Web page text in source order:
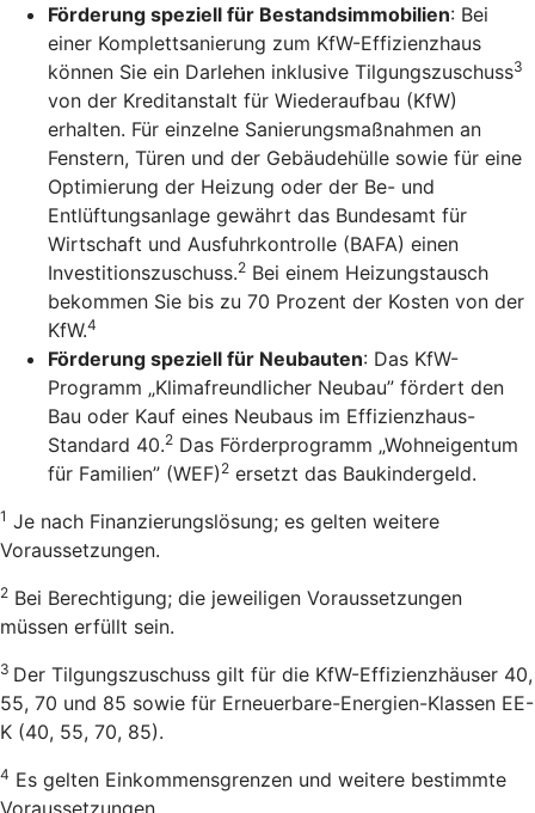
Förderung speziell für Bestandsimmobilien: Bei
einer Komplettsanierung zum KfW-Effizienzhaus
können Sie ein Darlehen inklusive Tilgungszuschuss3
von der Kreditanstalt für Wiederaufbau (KfW)
erhalten. Für einzelne Sanierungsmaßnahmen an
Fenstern, Türen und der Gebäudehülle sowie für eine
Optimierung der Heizung oder der Be- und
Entlüftungsanlage gewährt das Bundesamt für
Wirtschaft und Ausfuhrkontrolle (BAFA) einen
Investitionszuschuss.2 Bei einem Heizungstausch
bekommen Sie bis zu 70 Prozent der Kosten von der
KfW.4
Förderung speziell für Neubauten: Das KfW-
Programm „Klimafreundlicher Neubau” fördert den
Bau oder Kauf eines Neubaus im Effizienzhaus-
Standard 40.2 Das Förderprogramm „Wohneigentum
für Familien” (WEF) 2 ersetzt das Baukindergeld.
1 Je nach Finanzierungslösung; es gelten weitere
Voraussetzungen.
2 Bei Berechtigung; die jeweiligen Voraussetzungen
müssen erfüllt sein.
3 Der Tilgungszuschuss gilt für die KfW-Effizienzhäuser 40,
55, 70 und 85 sowie für Erneuerbare-Energien-Klassen EE-
K (40, 55, 70, 85).
4 Es gelten Einkommensgrenzen und weitere bestimmte